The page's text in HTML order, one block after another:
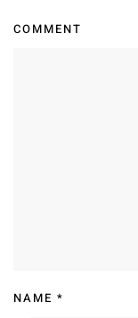
COMMENT
NAME *